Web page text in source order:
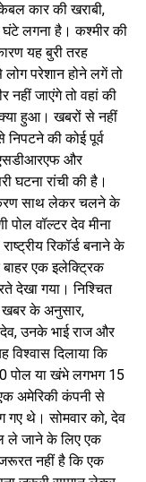
कार की खराबी,
लगना है। कश्मीर की
यह बुरी तरह
परेशान होने लगें तो
नहीं जाएंगे तो वहां की
हुआ। खबरों से नहीं
की कोई पूर्व
एसडीआरएफ और
घटना रांची की है।
साथ लेकर चलने के
वॉल्टर देव मीना
रिकॉर्ड बनाने के
बाहर एक इलेक्ट्रिक
देखा गया। निश्चित
खबर के अनुसार,
उनके भाई राज और
दिलाया कि
पोल या खंभे लगभग 15
अमेरिकी कंपनी से
गए थे। सोमवार को, देव
ले जाने के लिए एक
नहीं है कि एक